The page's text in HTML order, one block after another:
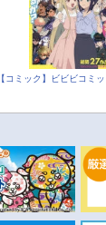
【コミック】ビビビコミ